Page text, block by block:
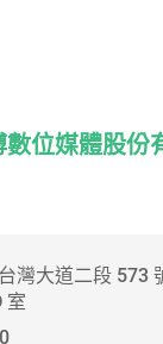
位媒體股份
灣大道二段 573
室